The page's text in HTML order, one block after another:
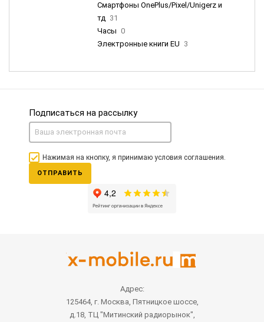
Смартфоны OnePlus/Pixel/Unigerz и
тд 31
Часы 0
Электронные книги EU 3
Подписаться на рассылку
Нажимая на кнопку, я принимаю условия соглашения.
ОТПРАВИТЬ
Адрес:
125464, г. Москва, Пятницкое шоссе,
д.18, ТЦ "Митинский радиорынок",